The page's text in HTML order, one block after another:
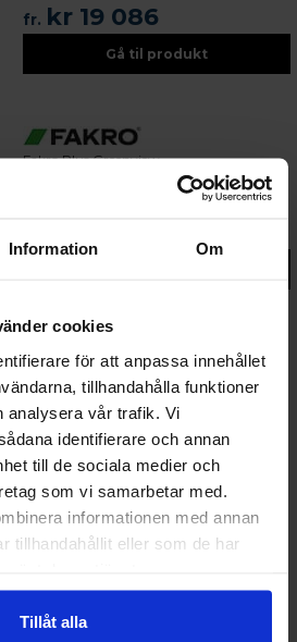
Information Om
cookies
för att anpassa innehållet
tillhandahålla funktioner
analysera vår trafik. Vi
identifierare och annan
till de sociala medier och
som vi samarbetar med.
informationen med annan
tillhandahållit eller som de har
Tillåt alla
fr. kr 19 086
Gå til produkt
Fakro Plus Greenview
Topp- & midthengslede takvindu 3-lags
- Midt- & topphengslede
Fönster
naturlig lys og gir inntrykk av et
som bor i hus med skråtak der
installeres.
OSS PÅ 23 96 33 34